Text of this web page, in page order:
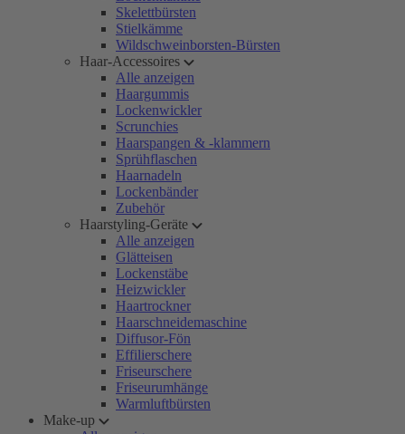
Skelettbürsten
Stielkämme
Wildschweinborsten-Bürsten
Haar-Accessoires
Alle anzeigen
Haargummis
Lockenwickler
Scrunchies
Haarspangen & -klammern
Sprühflaschen
Haarnadeln
Lockenbänder
Zubehör
Haarstyling-Geräte
Alle anzeigen
Glätteisen
Lockenstäbe
Heizwickler
Haartrockner
Haarschneidemaschine
Diffusor-Fön
Effilierschere
Friseurschere
Friseurumhänge
Warmluftbürsten
Make-up